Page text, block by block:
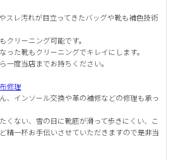
スレ汚れが目立ってきたバッグや靴も補色技術
クリーニング可能です。
った靴もクリーニングでキレイにします。
一度当店までお持ちください。
修理
、インソール交換や革の補修などの修理も承っ
くない、雪の日に靴底が滑って歩きにくい、こ
精一杯お手伝いさせていただきますので是非当